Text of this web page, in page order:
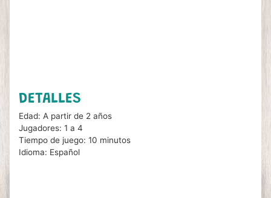
DETALLES
Edad: A partir de 2 años
Jugadores: 1 a 4
Tiempo de juego: 10 minutos
Idioma: Español